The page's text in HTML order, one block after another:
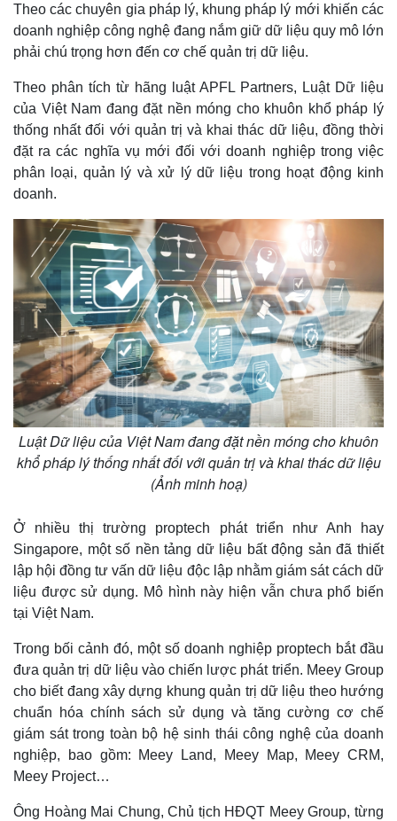
Kinh tế
Bất động sản
Khởi nghiệp
Thị trường
Giá vàng
Tiêu dùng
Tỷ giá
Chứng khoán
Giá cà phê
Theo các chuyên gia pháp lý, khung pháp lý mới khiến các
doanh nghiệp công nghệ đang nắm giữ dữ liệu quy mô lớn
phải chú trọng hơn đến cơ chế quản trị dữ liệu.
Theo phân tích từ hãng luật APFL Partners, Luật Dữ liệu
của Việt Nam đang đặt nền móng cho khuôn khổ pháp lý
thống nhất đối với quản trị và khai thác dữ liệu, đồng thời
đặt ra các nghĩa vụ mới đối với doanh nghiệp trong việc
phân loại, quản lý và xử lý dữ liệu trong hoạt động kinh
doanh.
Luật Dữ liệu của Việt Nam đang đặt nền móng cho khuôn
khổ pháp lý thống nhất đối với quản trị và khai thác dữ liệu
(Ảnh minh hoạ)
Ở nhiều thị trường proptech phát triển như Anh hay
Singapore, một số nền tảng dữ liệu bất động sản đã thiết
lập hội đồng tư vấn dữ liệu độc lập nhằm giám sát cách dữ
liệu được sử dụng. Mô hình này hiện vẫn chưa phổ biến
tại Việt Nam.
Trong bối cảnh đó, một số doanh nghiệp proptech bắt đầu
đưa quản trị dữ liệu vào chiến lược phát triển. Meey Group
cho biết đang xây dựng khung quản trị dữ liệu theo hướng
chuẩn hóa chính sách sử dụng và tăng cường cơ chế
giám sát trong toàn bộ hệ sinh thái công nghệ của doanh
nghiệp, bao gồm: Meey Land, Meey Map, Meey CRM,
Meey Project…
Ông Hoàng Mai Chung, Chủ tịch HĐQT Meey Group, từng